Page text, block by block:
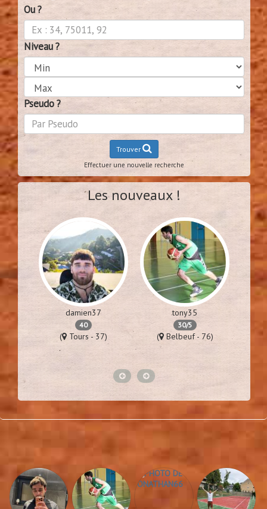
Ou ?
Niveau ?
Pseudo ?
Trouver
Effectuer une nouvelle recherche
Les nouveaux !
damien37
40
( Tours - 37)
tony35
30/5
( Belbeuf - 76) (